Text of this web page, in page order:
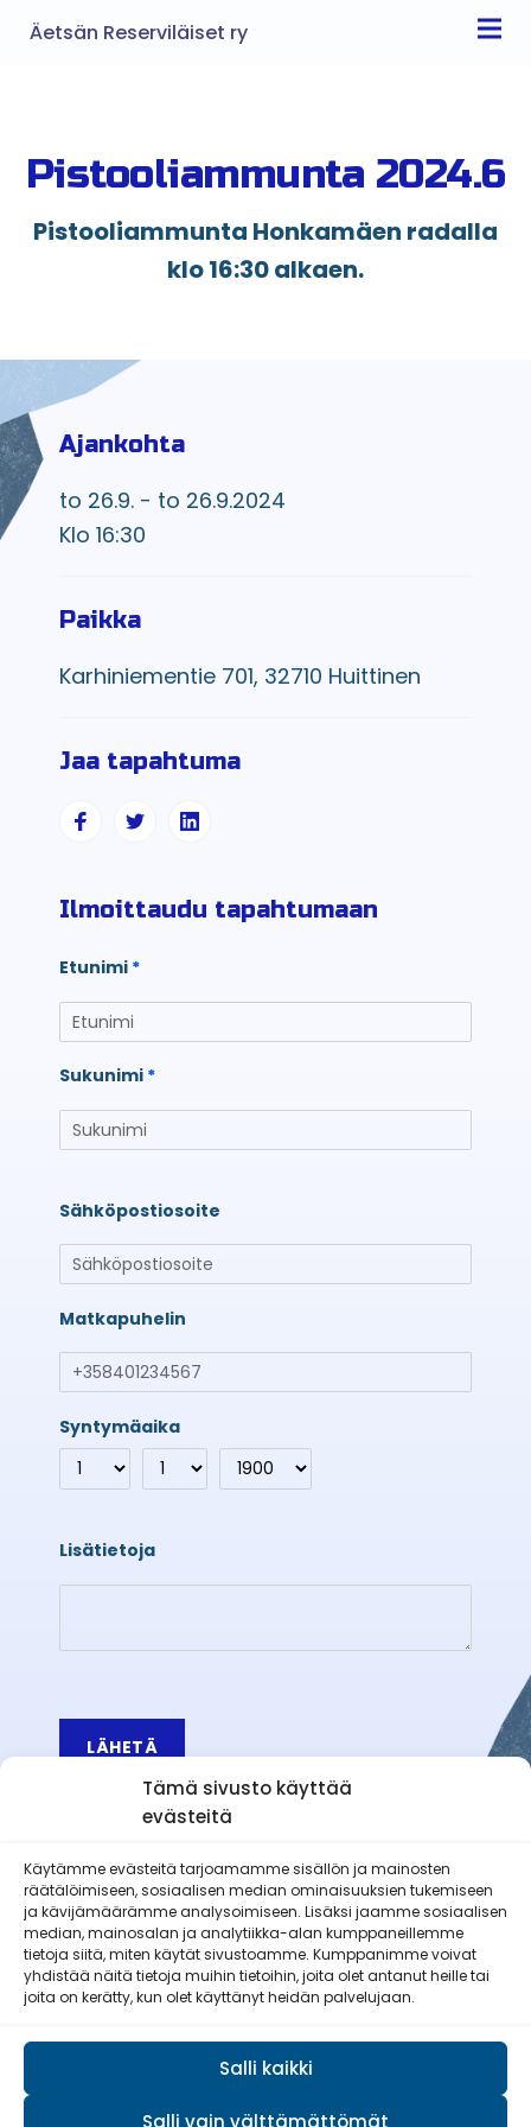
Tämä sivusto käyttää
evästeitä
Käytämme evästeitä tarjoamamme sisällön ja mainosten
räätälöimiseen, sosiaalisen median ominaisuuksien tukemiseen
ja kävijämäärämme analysoimiseen. Lisäksi jaamme sosiaalisen
median, mainosalan ja analytiikka-alan kumppaneillemme
tietoja siitä, miten käytät sivustoamme. Kumppanimme voivat
yhdistää näitä tietoja muihin tietoihin, joita olet antanut heille tai
joita on kerätty, kun olet käyttänyt heidän palvelujaan.
Salli kaikki
Salli vain välttämättömät
Äetsän Reserviläiset ry
Pistooliammunta 2024.6
Pistooliammunta Honkamäen radalla
klo 16:30 alkaen.
Ajankohta
to 26.9. - to 26.9.2024
Klo 16:30
Paikka
Karhiniementie 701, 32710 Huittinen
Jaa tapahtuma
Ilmoittaudu tapahtumaan
Etunimi
Sukunimi
Sähköpostiosoite
Matkapuhelin
Syntymäaika
Lisätietoja
LÄHETÄ
Äetsän Reserviläiset ry
Pirkan Viesti